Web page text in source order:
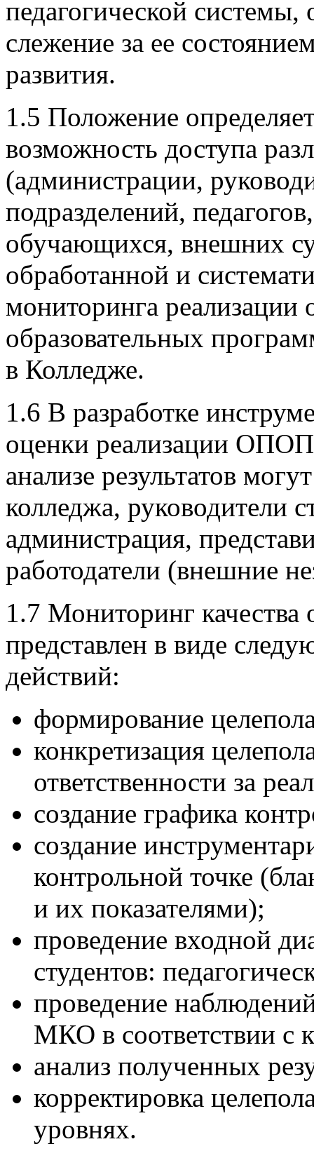
педагогической
слежение за ее
развития.
1.5 Положение
возможность доступа
(администрации,
подразделений,
обучающихся, внешних
обработанной и
мониторинга
образовательных
в Колледже.
1.6 В разработке
оценки реализации
анализе результатов
колледжа, руководители
администрация,
работодатели (внешние
1.7 Мониторинг
представлен в виде
действий:
формирование
конкретизация
ответственности за
создание графика
создание
контрольной точке
и их показателями);
проведение входной
студентов:
проведение
МКО в соответствии с
анализ полученных
корректировка
уровнях.